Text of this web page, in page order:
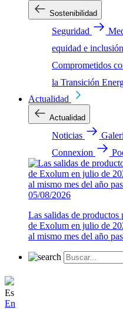
Sostenibilidad
Seguridad
equidad e
Comprometidos
la Transición
Actualidad
Actualidad
Noticias
Connexion
05/08/2026
Las salidas de productos
de Exolum en julio de
al mismo mes del año
Es
En